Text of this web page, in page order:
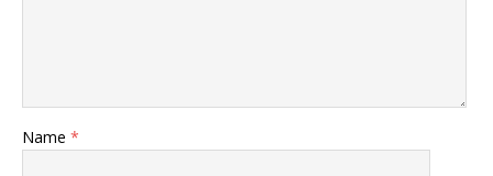
Name *